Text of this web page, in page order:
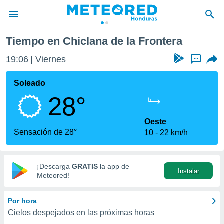
de
ha sido
calidad.
a este
las
y
digital
basada
Tiempo en Chiclana de la Frontera
19:07 Viernes ...
Soleado
28°
Sensación de 28°
Oeste
10
22 km/h
¡Descarga GRATIS la app de
Meteored!
Instalar
Por hora
Cielos despejados en las próximas horas